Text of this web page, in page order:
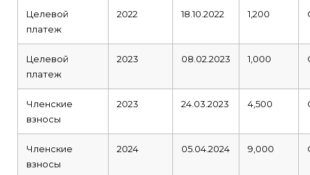
Целевой
платеж
2022 18.10.2022 1,200
Целевой
платеж
2023 08.02.2023 1,000
Членские
взносы
2023 24.03.2023 4,500
Членские
взносы
2024 05.04.2024 9,000